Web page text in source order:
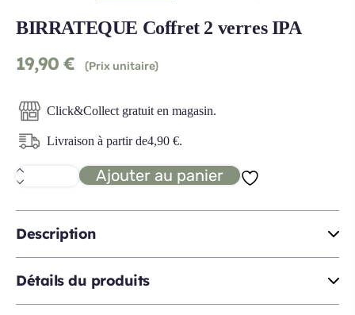
BIRRATEQUE Coffret 2 verres IPA
19,90 € (Prix unitaire)
Click&Collect gratuit en magasin.
Livraison à partir de4,90 €.
quantité
de
Coffret
2
verres
IPA
Ajouter au panier
Description
Détails du produits